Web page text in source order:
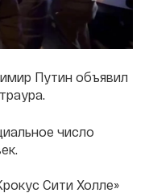
Путин объявил
число
Сити Холле»